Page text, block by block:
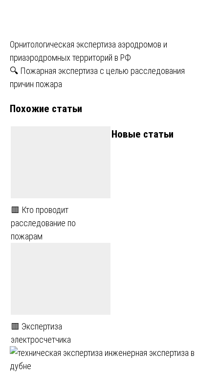
Навигация
по
записям
Орнитологическая экспертиза аэродромов и
приаэродромных территорий в РФ
🔍 Пожарная экспертиза с целью расследования
причин пожара
Похожие статьи
🟥 Кто проводит
расследование по
пожарам
🟥 Экспертиза
электросчетчика
Новые статьи